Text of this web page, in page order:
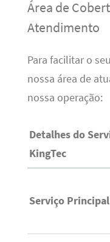
Área de
Atendimento
Para facilitar o
nossa área de
nossa operação:
Detalhes do
KingTec
Serviço Principal